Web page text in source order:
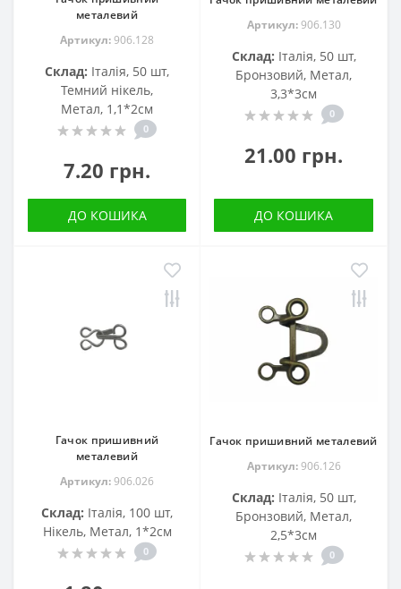
металевий
Артикул:906.128
Склад: Італія, 50 шт,
Темний нікель,
Метал, 1,1*2см
0
7.20 грн.
ДО КОШИКА
Артикул:906.130
Склад: Італія, 50 шт,
Бронзовий, Метал,
3,3*3см
0
21.00 грн.
ДО КОШИКА
Гачок пришивний
металевий
Артикул:906.026
Склад: Італія, 100 шт,
Нікель, Метал, 1*2см
0
Гачок пришивний металевий
Артикул:906.126
Склад: Італія, 50 шт,
Бронзовий, Метал,
2,5*3см
0